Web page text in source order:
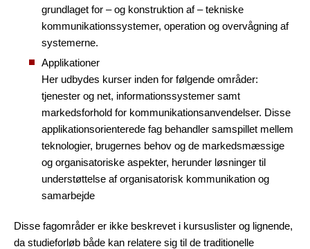
grundlaget for – og konstruktion af – tekniske
kommunikationssystemer, operation og overvågning af
systemerne.
Applikationer
Her udbydes kurser inden for følgende områder:
tjenester og net, informationssystemer samt
markedsforhold for kommunikationsanvendelser. Disse
applikationsorienterede fag behandler samspillet mellem
teknologier, brugernes behov og de markedsmæssige
og organisatoriske aspekter, herunder løsninger til
understøttelse af organisatorisk kommunikation og
samarbejde
Disse fagområder er ikke beskrevet i kursuslister og lignende,
da studieforløb både kan relatere sig til de traditionelle